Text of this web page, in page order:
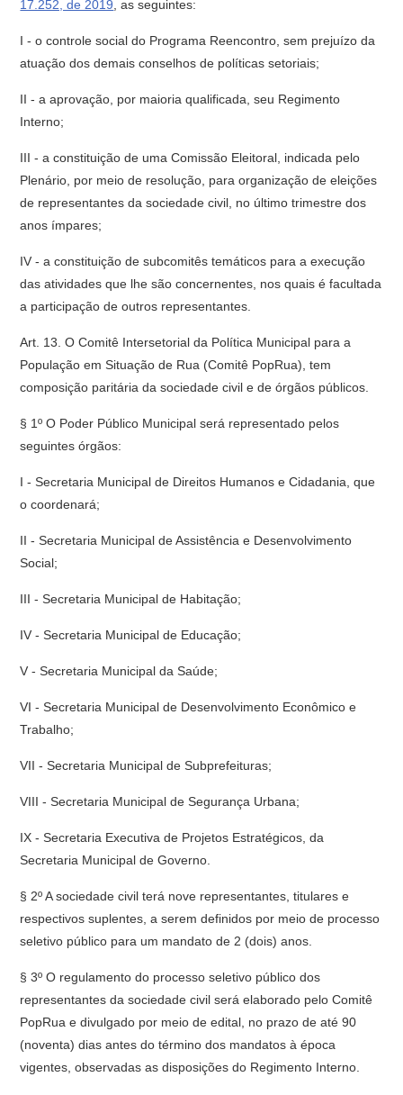
17.252, de 2019 , as seguintes:
I - o controle social do Programa Reencontro, sem prejuízo da
atuação dos demais conselhos de políticas setoriais;
II - a aprovação, por maioria qualificada, seu Regimento
Interno;
III - a constituição de uma Comissão Eleitoral, indicada pelo
Plenário, por meio de resolução, para organização de eleições
de representantes da sociedade civil, no último trimestre dos
anos ímpares;
IV - a constituição de subcomitês temáticos para a execução
das atividades que lhe são concernentes, nos quais é facultada
a participação de outros representantes.
Art. 13. O Comitê Intersetorial da Política Municipal para a
População em Situação de Rua (Comitê PopRua), tem
composição paritária da sociedade civil e de órgãos públicos.
§ 1º O Poder Público Municipal será representado pelos
seguintes órgãos:
I - Secretaria Municipal de Direitos Humanos e Cidadania, que
o coordenará;
II - Secretaria Municipal de Assistência e Desenvolvimento
Social;
III - Secretaria Municipal de Habitação;
IV - Secretaria Municipal de Educação;
V - Secretaria Municipal da Saúde;
VI - Secretaria Municipal de Desenvolvimento Econômico e
Trabalho;
VII - Secretaria Municipal de Subprefeituras;
VIII - Secretaria Municipal de Segurança Urbana;
IX - Secretaria Executiva de Projetos Estratégicos, da
Secretaria Municipal de Governo.
§ 2º A sociedade civil terá nove representantes, titulares e
respectivos suplentes, a serem definidos por meio de processo
seletivo público para um mandato de 2 (dois) anos.
§ 3º O regulamento do processo seletivo público dos
representantes da sociedade civil será elaborado pelo Comitê
PopRua e divulgado por meio de edital, no prazo de até 90
(noventa) dias antes do término dos mandatos à época
vigentes, observadas as disposições do Regimento Interno.